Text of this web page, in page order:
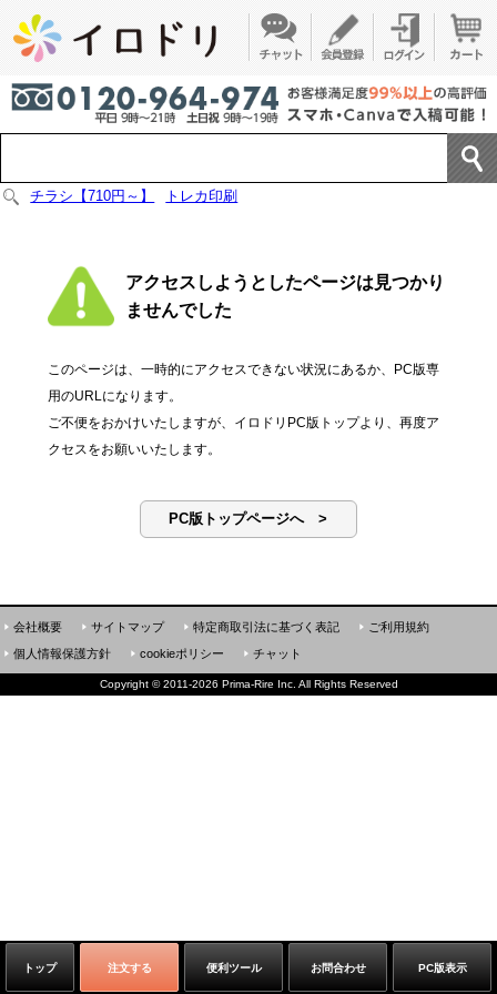
チラシ【710円～】 トレカ印刷
アクセスしようとしたページは見つかり
ませんでした
このページは、一時的にアクセスできない状況にあるか、PC版専
用のURLになります。
ご不便をおかけいたしますが、イロドリPC版トップより、再度ア
クセスをお願いいたします。
PC版トップページへ >
トップ 注文する 便利ツール お問合わせ PC版表示
会社概要 サイトマップ 特定商取引法に基づく表記
ご利用規約
個人情報保護方針
cookieポリシー チャット
Copyright ©2011-2026 Prima-Rire Inc. All Rights Reserved